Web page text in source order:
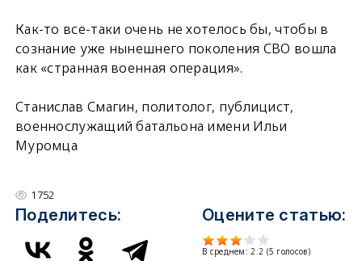
Как-то все-таки очень не хотелось бы, чтобы в
сознание уже нынешнего поколения СВО вошла
как «странная военная операция».
Станислав Смагин, политолог, публицист,
военнослужащий батальона имени Ильи
Муромца
1752
Поделитесь: Оцените статью:
В среднем:2.2 (5 голосов)